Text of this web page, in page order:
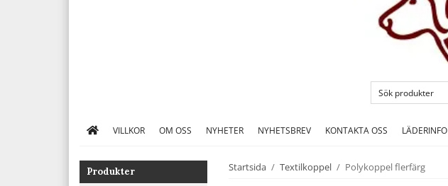
VILLKOR OM OSS NYHETER NYHETSBREV KONTAKTA OSS LÄDERINFO
Produkter Startsida / Textilkoppel / Polykoppel flerfärg